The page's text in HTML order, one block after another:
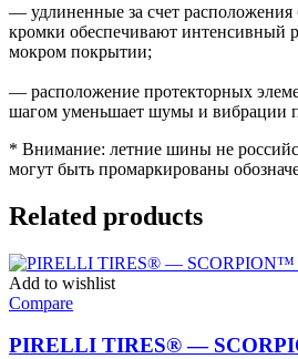
— удлиненные за счет расположения
кромки обеспечивают интенсивный
мокром покрытии;
— расположение протекторных
шагом уменьшает шумы и вибрации
* Внимание: летние шины не
могут быть промаркированы
Related products
Add to wishlist
Compare
PIRELLI TIRES® —